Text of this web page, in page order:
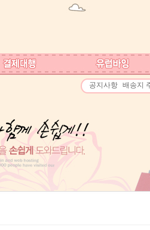
공지사항 배송지